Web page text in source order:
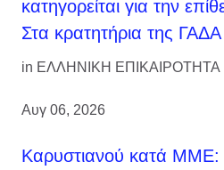
κατηγορείται για την
Στα κρατητήρια της
in ΕΛΛΗΝΙΚΗ ΕΠΙΚΑΙΡΟΤΗΤΑ
Αυγ 06, 2026
Καρυστιανού κατά